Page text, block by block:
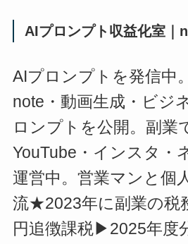
AIプロンプト収益化室｜
AIプロンプトを発信中
note・動画生成・ビジ
ロンプトを公開。副業
YouTube・インスタ・
運営中。営業マンと個
流★2023年に副業の税
円追徴課税▶2025年度